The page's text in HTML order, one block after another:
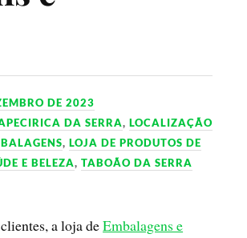
DE 2023
DA SERRA,LOCALIZAÇÃO
,LOJA DE PRODUTOS DE
E BELEZA,TABOÃO DA SERRA
a loja deEmbalagens e